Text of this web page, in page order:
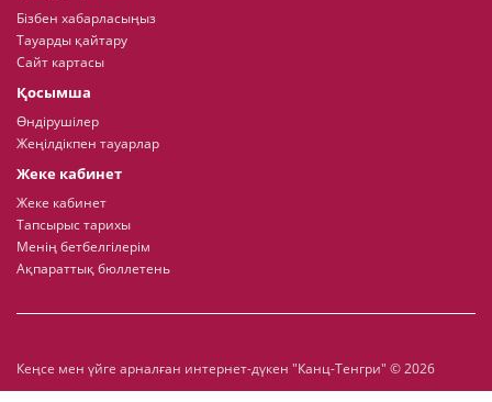
Бізбен хабарласыңыз
Тауарды қайтару
Сайт картасы
Қосымша
Өндірушілер
Жеңілдікпен тауарлар
Жеке кабинет
Жеке кабинет
Тапсырыс тарихы
Менің бетбелгілерім
Ақпараттық бюллетень
Кеңсе мен үйге арналған интернет-дүкен "Канц-Тенгри" © 2026